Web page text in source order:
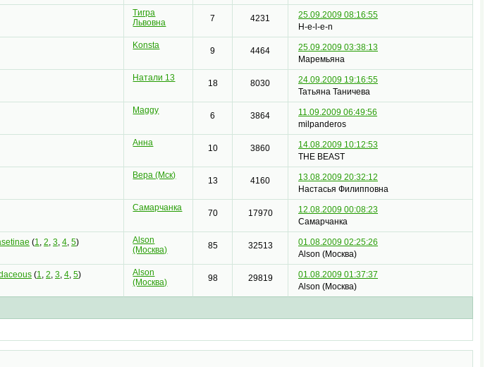
Tигра
Львовна
7 4231
25.09.2009 08:16:55
H-e-l-e-n
Konsta
9 4464
25.09.2009 03:38:13
Маремьяна
Натали 13
18 8030
24.09.2009 19:16:55
Татьяна Таничева
Maggy
6 3864
11.09.2009 06:49:56
milpanderos
Анна
10 3860
14.08.2009 10:12:53
THE BEAST
Вера (Мск)
13 4160
13.08.2009 20:32:12
Настасья Филипповна
Самарчанка
70 17970
12.08.2009 00:08:23
Самарчанка
(1, 2, 3, 4, 5)
Alson
(Москва)
85 32513
01.08.2009 02:25:26
Alson (Москва)
(1, 2, 3, 4, 5)
Alson
(Москва)
98 29819
01.08.2009 01:37:37
Alson (Москва)